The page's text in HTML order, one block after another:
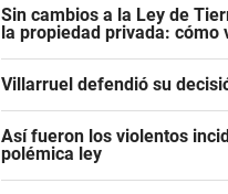
Sin cambios a la Ley de
la propiedad privada: cómo
Villarruel defendió su
Así fueron los violentos
polémica ley